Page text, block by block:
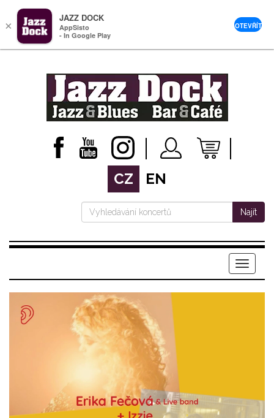
CZ EN
Najít
Menu
×
JAZZ DOCK
AppSisto
- In Google Play
OTEVŘÍT